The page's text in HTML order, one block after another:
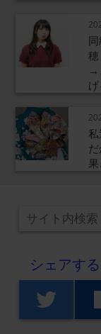
→
シェアする
twitter